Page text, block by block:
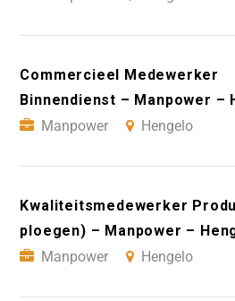
Commercieel Medewerker
Binnendienst – Manpower –
Manpower
Hengelo
Kwaliteitsmedewerker
ploegen) – Manpower –
Manpower
Hengelo